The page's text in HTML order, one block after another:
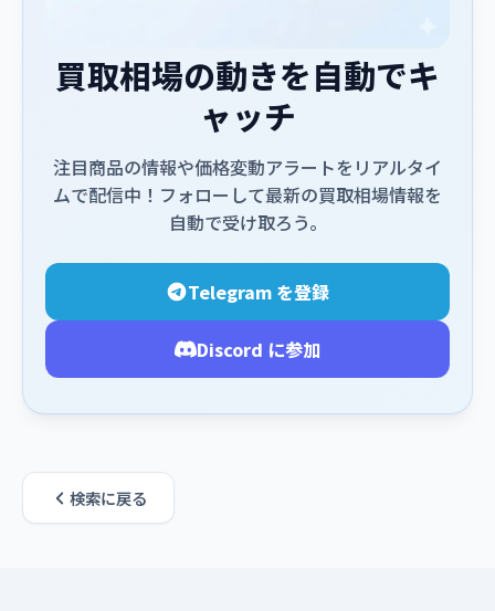
買取相場の動きを自動でキ
ャッチ
注目商品の情報や価格変動アラートをリアルタイ
ムで配信中！フォローして最新の買取相場情報を
自動で受け取ろう。
Telegram を登録
Discord に参加
検索に戻る